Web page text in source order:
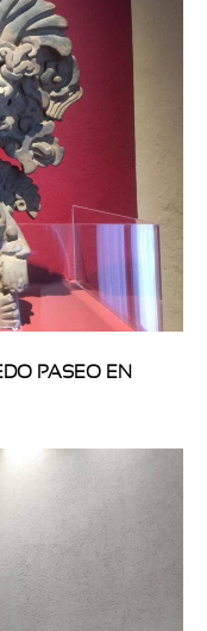
PASEO EN